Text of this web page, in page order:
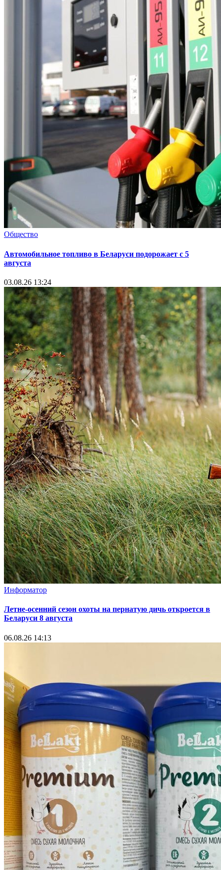
Общество
Автомобильное топливо в Беларуси подорожает с 5
августа
03.08.26 13:24
Информатор
Летне-осенний сезон охоты на пернатую дичь откроется в
Беларуси 8 августа
06.08.26 14:13